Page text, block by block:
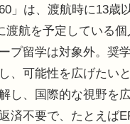
」は、渡航時に13歳
渡航を予定している
プ留学は対象外。奨
、可能性を広げたい
し、国際的な視野を
済不要で、たとえば